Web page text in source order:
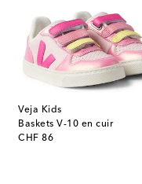
Veja Kids
Baskets V-10 en cuir
CHF 86
original price